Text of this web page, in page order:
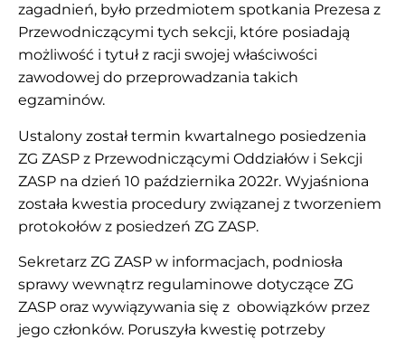
zagadnień, było przedmiotem spotkania Prezesa z
Przewodniczącymi tych sekcji, które posiadają
możliwość i tytuł z racji swojej właściwości
zawodowej do przeprowadzania takich
egzaminów.
Ustalony został termin kwartalnego posiedzenia
ZG ZASP z Przewodniczącymi Oddziałów i Sekcji
ZASP na dzień 10 października 2022r. Wyjaśniona
została kwestia procedury związanej z tworzeniem
protokołów z posiedzeń ZG ZASP.
Sekretarz ZG ZASP w informacjach, podniosła
sprawy wewnątrz regulaminowe dotyczące ZG
ZASP oraz wywiązywania się z obowiązków przez
jego członków. Poruszyła kwestię potrzeby